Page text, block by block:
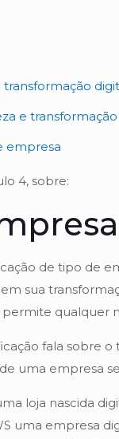
transformação
e
empresa
4, sobre:
de tipo de
sua
permite qualquer
fala
uma empresa
loja nascida
uma empresa